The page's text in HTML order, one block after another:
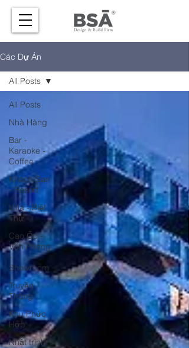
Các Dự Án
All Posts
Nhà Hàng
Bar -
Karaoke -
Coffee
Khách Sạn
- Resort
Villa - Biệt
Thự
Cao Ốc -
Văn Phòng
-
Showroom
Truyền
Thông
Khu Phức
Hợp
Nhật trình
All Posts